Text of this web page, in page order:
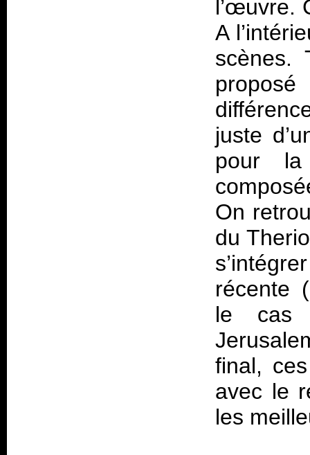
l’œuvre.
A
scènes.
juste
pour
On
du
récente (
le cas
final,
avec le
les